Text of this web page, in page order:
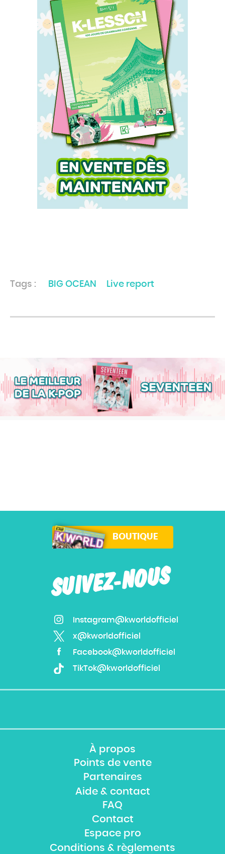
Tags : BIG OCEAN Live report
SUIVEZ-NOUS
Instagram@kworldofficiel
x@kworldofficiel
Facebook@kworldofficiel
TikTok@kworldofficiel
BOUTIQUE
À propos
Points de vente
Partenaires
Aide & contact
FAQ
Contact
Espace pro
Conditions & règlements